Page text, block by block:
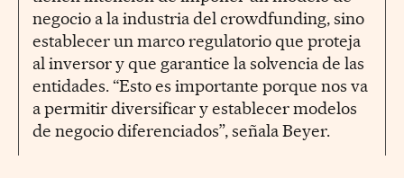
negocio a la industria del crowdfunding, sino
establecer un marco regulatorio que proteja
al inversor y que garantice la solvencia de las
entidades. “Esto es importante porque nos va
a permitir diversificar y establecer modelos
de negocio diferenciados”, señala Beyer.